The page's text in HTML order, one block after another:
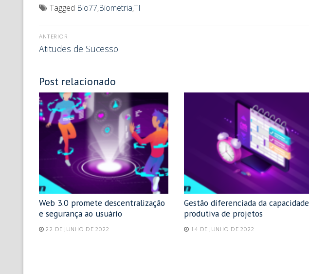
Tagged Bio77,Biometria,TI
ANTERIOR
Atitudes de Sucesso
Post relacionado
Web 3.0 promete descentralização
e segurança ao usuário
22 DE JUNHO DE 2022
Gestão diferenciada da capacidade
produtiva de projetos
14 DE JUNHO DE 2022